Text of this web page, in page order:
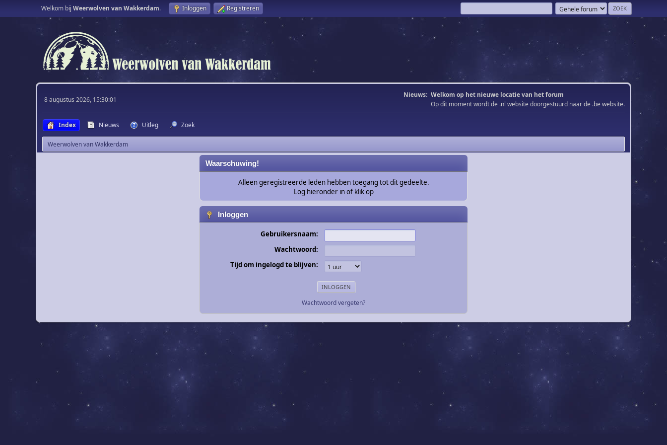
Welkom bij Weerwolven van Wakkerdam. Inloggen Registreren
8 augustus 2026, 15:30:01
Nieuws: Welkom op het nieuwe locatie van het forum
Op dit moment wordt de .nl website doorgestuurd naar de .be website.
Index Nieuws Uitleg Zoek
Weerwolven van Wakkerdam
Waarschuwing!
Alleen geregistreerde leden hebben toegang tot dit gedeelte.
Log hieronder in of klik op
Inloggen
Gebruikersnaam:
Wachtwoord:
Tijd om ingelogd te blijven:
Wachtwoord vergeten?